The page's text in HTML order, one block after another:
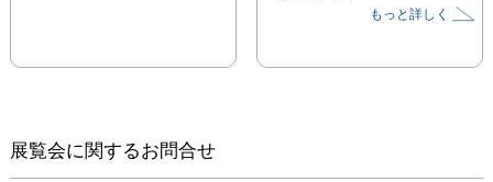
もっと詳しく
展覧会に関するお問合せ